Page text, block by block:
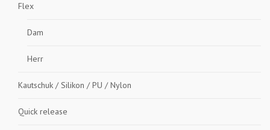
Flex
Dam
Herr
Kautschuk / Silikon / PU / Nylon
Quick release